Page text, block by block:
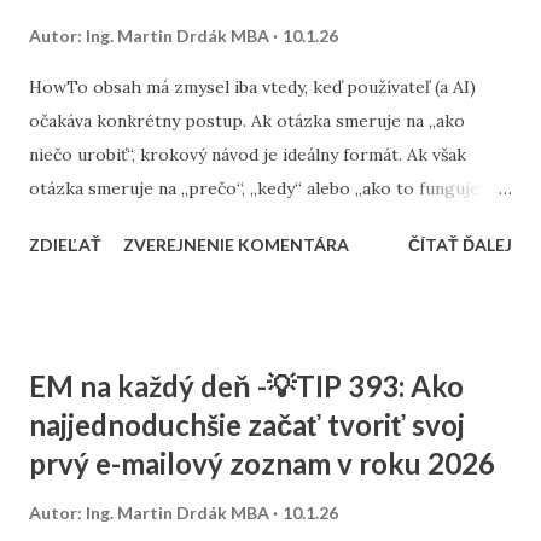
autora, zrozumiteľnú značku, prepojenia na ďalšie odborné
zdroje a dlhodobú tematickú konzistenciu. Preto AI často
cituje menej „pekne napísané“ články, ktoré však
pochádzajú z jasne identifikovateľných a dôveryhodných
zdrojov. Ak AI nevie, komu obsah pa...
Autor: Ing. Martin Drdák MBA 10.1.26
HowTo obsah má zmysel iba vtedy, keď používateľ (a AI)
očakáva konkrétny postup. Ak otázka smeruje na „ako
niečo urobiť“, krokový návod je ideálny formát. Ak však
otázka smeruje na „prečo“, „kedy“ alebo „ako to funguje“,
aj citovateľnosť obsahu. V rámci LLMO je dôležité
pochopenie princípu, rozhodovania alebo kontextu. AI
modely tieto dva typy čítajú a používajú odlišne. Chyba,
ktorú robí veľa webov, je, že sa snažia „nasilu“ robiť HowTo
správna štruktúra, ale obsah, ktorý AI nevie bezpečne
ZDIEĽAŤ ZVEREJNENIE KOMENTÁRA ČÍTAŤ ĎALEJ
EM na každý deň -💡TIP 393: Ako
najjednoduchšie začať tvoriť svoj
prvý e-mailový zoznam v roku 2026
Autor: Ing. Martin Drdák MBA 10.1.26